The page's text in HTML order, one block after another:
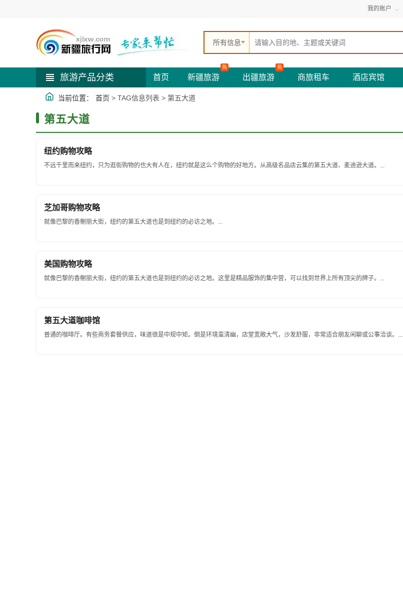
我的账户
所有信息
旅游产品分类 首页 新疆旅游
热
出疆旅游
热
商旅租车 酒店宾馆
当前位置： 首页 > TAG信息列表 > 第五大道
第五大道
纽约购物攻略
不远千里而来纽约，只为逛街购物的也大有人在，纽约就是这么个购物的好地方。从高级名品店云集的第五大道、麦迪逊大道。...
芝加哥购物攻略
就像巴黎的香榭丽大街，纽约的第五大道也是到纽约的必访之地。...
美国购物攻略
就像巴黎的香榭丽大街，纽约的第五大道也是到纽约的必访之地。这里是精品服饰的集中营，可以找到世界上所有顶尖的牌子。...
第五大道咖啡馆
普通的咖啡厅。有些商务套餐供应，味道很是中规中矩。倒是环境蛮清幽，店堂宽敞大气，沙发舒服，非常适合朋友闲聊或公事洽谈。...